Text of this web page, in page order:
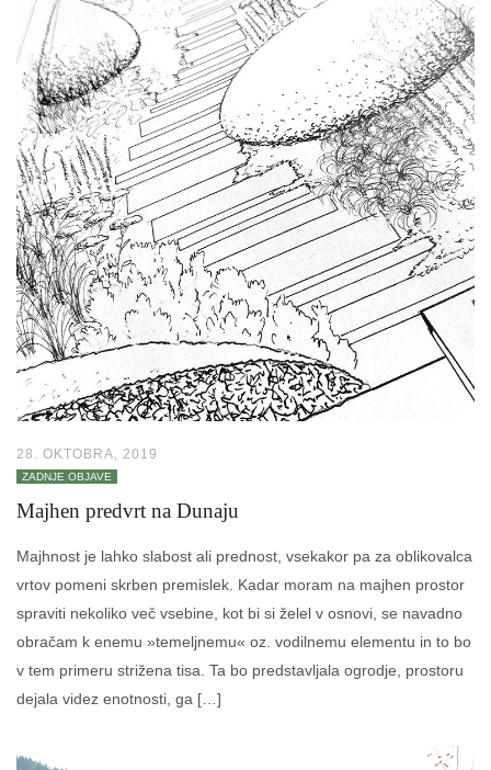
28. OKTOBRA, 2019
ZADNJE OBJAVE
Majhen predvrt na Dunaju
Majhnost je lahko slabost ali prednost, vsekakor pa za oblikovalca
vrtov pomeni skrben premislek. Kadar moram na majhen prostor
spraviti nekoliko več vsebine, kot bi si želel v osnovi, se navadno
obračam k enemu »temeljnemu« oz. vodilnemu elementu in to bo
v tem primeru strižena tisa. Ta bo predstavljala ogrodje, prostoru
dejala videz enotnosti, ga […]